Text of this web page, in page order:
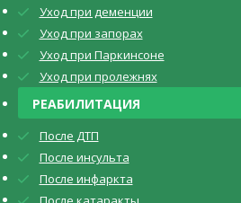
Уход при деменции
Уход при запорах
Уход при Паркинсоне
Уход при пролежнях
РЕАБИЛИТАЦИЯ
После ДТП
После инсульта
После инфаркта